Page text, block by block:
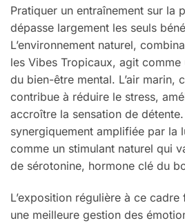
Pratiquer un entraînement sur la
dépasse largement les seuls
L’environnement naturel,
les Vibes Tropicaux, agit
du bien-être mental. L’air marin,
contribue à réduire le stress,
accroître la sensation de
synergiquement amplifiée par la
comme un stimulant naturel qui
de sérotonine, hormone clé du
L’exposition régulière à ce
une meilleure gestion des